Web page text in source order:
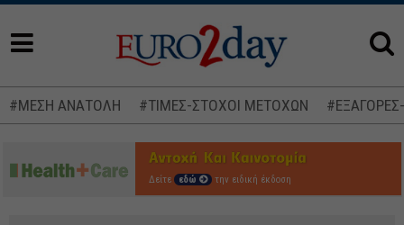
#ΜΕΣΗ ΑΝΑΤΟΛΗ #ΤΙΜΕΣ-ΣΤΟΧΟΙ ΜΕΤΟΧΩΝ
Δείτε εδώ την ειδική έκδοση